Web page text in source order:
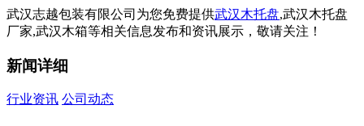
武汉志越包装有限公司为您免费提供武汉木托盘,武汉木托盘
厂家,武汉木箱等相关信息发布和资讯展示，敬请关注！
新闻详细
行业资讯 公司动态